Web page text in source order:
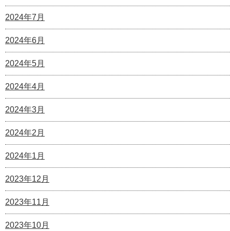
2024年7月
2024年6月
2024年5月
2024年4月
2024年3月
2024年2月
2024年1月
2023年12月
2023年11月
2023年10月